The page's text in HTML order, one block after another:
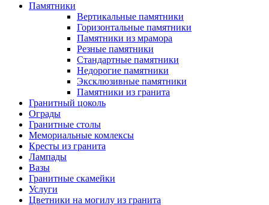
Памятники
Вертикальные памятники
Горизонтальные памятники
Памятники из мрамора
Резные памятники
Стандартные памятники
Недорогие памятники
Эксклюзивные памятники
Памятники из гранита
Гранитный цоколь
Ограды
Гранитные столы
Мемориальные комлексы
Кресты из гранита
Лампады
Вазы
Гранитные скамейки
Услуги
Цветники на могилу из гранита